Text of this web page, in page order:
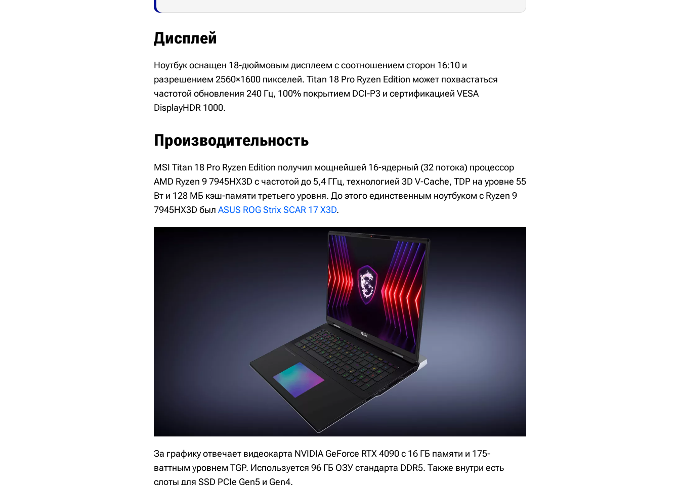
Дисплей
Ноутбук оснащен 18-дюймовым дисплеем с соотношением сторон 16:10 и
разрешением 2560×1600 пикселей. Titan 18 Pro Ryzen Edition может похвастаться
частотой обновления 240 Гц, 100% покрытием DCI-P3 и сертификацией VESA
DisplayHDR 1000.
Производительность
MSI Titan 18 Pro Ryzen Edition получил мощнейшей 16-ядерный (32 потока) процессор
AMD Ryzen 9 7945HX3D с частотой до 5,4 ГГц, технологией 3D V-Cache, TDP на уровне 55
Вт и 128 МБ кэш-памяти третьего уровня. До этого единственным ноутбуком с Ryzen 9
7945HX3D был ASUS ROG Strix SCAR 17 X3D.
За графику отвечает видеокарта NVIDIA GeForce RTX 4090 с 16 ГБ памяти и 175-
ваттным уровнем TGP. Используется 96 ГБ ОЗУ стандарта DDR5. Также внутри есть
слоты для SSD PCIe Gen5 и Gen4.